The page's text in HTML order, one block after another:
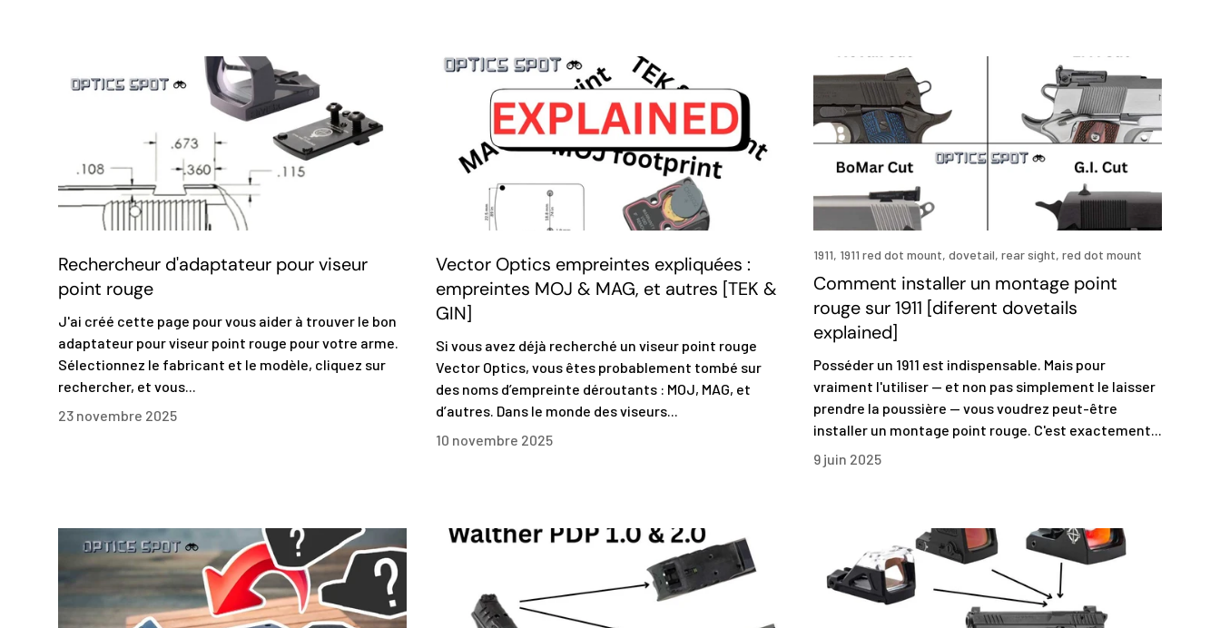
Rechercheur d'adaptateur pour viseur
point rouge
J'ai créé cette page pour vous aider à trouver le bon
adaptateur pour viseur point rouge pour votre arme.
Sélectionnez le fabricant et le modèle, cliquez sur
rechercher, et vous...
23 novembre 2025
Vector Optics empreintes expliquées :
empreintes MOJ & MAG, et autres [TEK &
GIN]
Si vous avez déjà recherché un viseur point rouge
Vector Optics, vous êtes probablement tombé sur
des noms d’empreinte déroutants : MOJ, MAG, et
d’autres. Dans le monde des viseurs...
10 novembre 2025
1911, 1911 red dot mount, dovetail, rear sight, red dot mount
Comment installer un montage point
rouge sur 1911 [diferent dovetails
explained]
Posséder un 1911 est indispensable. Mais pour
vraiment l'utiliser — et non pas simplement le laisser
prendre la poussière — vous voudrez peut-être
installer un montage point rouge. C'est exactement...
9 juin 2025